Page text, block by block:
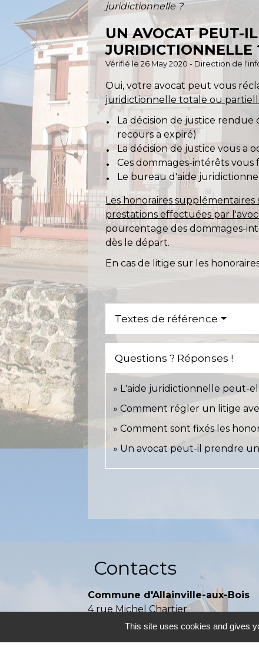
juridictionnelle ?
UN AVOCAT PEUT-
JURIDICTIONNELLE
Vérifié le 26 May 2020 - Direction de
Oui, votre avocat peut vous
juridictionnelle totale ou
La décision de justice
recours a expiré)
La décision de justice vous a
Ces dommages-intérêts
Le bureau d'aide
Les honoraires
prestations effectuées par
pourcentage des dommages-
dès le départ.
En cas de litige sur les
Textes de référence
Questions ? Réponses !
L'aide juridictionnelle peut-
Comment régler un litige
Comment sont fixés les
Un avocat peut-il prendre
Contacts
Commune d'Allainville-aux-Bois
4 rue Michel Chartier
78660 Allainville-aux-Bois - FRANCE
This site uses cookies and gives